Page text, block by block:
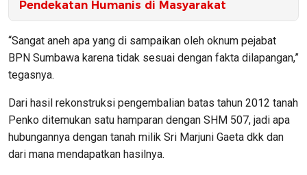
Pendekatan Humanis di Masyarakat
“Sangat aneh apa yang di sampaikan oleh oknum pejabat
BPN Sumbawa karena tidak sesuai dengan fakta dilapangan,”
tegasnya.
Dari hasil rekonstruksi pengembalian batas tahun 2012 tanah
Penko ditemukan satu hamparan dengan SHM 507, jadi apa
hubungannya dengan tanah milik Sri Marjuni Gaeta dkk dan
dari mana mendapatkan hasilnya.